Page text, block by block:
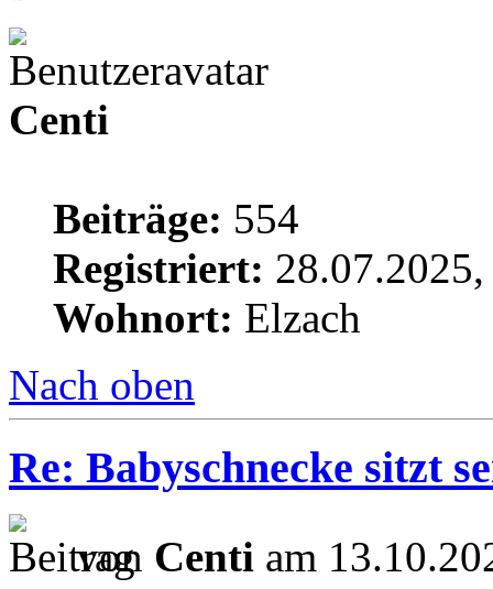
Centi
Beiträge: 554
Registriert:
Wohnort: Elzach
Nach oben
Re: Babyschnecke sitzt
von Centi am